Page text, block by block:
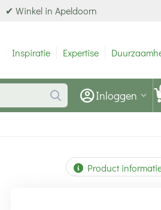
✔ Winkel in Apeldoorn
Inspiratie Expertise
Inloggen
Product